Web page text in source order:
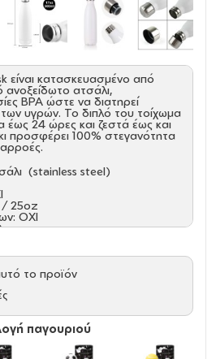
είναι κατασκευασμένο από
ανοξείδωτο ατσάλι,
BPA ώστε να διατηρεί
υγρών. Το διπλό του τοίχωμα
έως 24 ώρες και ζεστά έως και
προσφέρει 100% στεγανότητα
(stainless steel)
/ 25oz
ΟΧΙ
παγουριού
το προϊόν